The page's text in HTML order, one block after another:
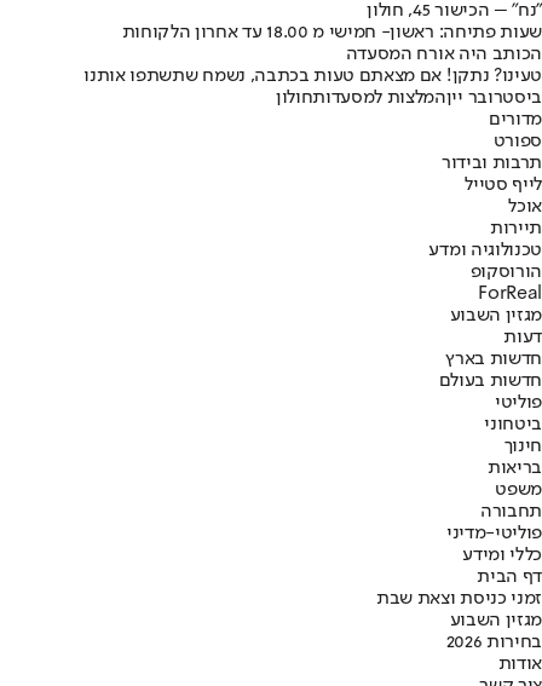
"נח" – הכישור 45, חולון
שעות פתיחה: ראשון- חמישי מ 18.00 עד אחרון הלקוחות
הכותב היה אורח המסעדה
טעינו? נתקן! אם מצאתם טעות בכתבה, נשמח שתשתפו אותנו
ביסטרובר ייןהמלצות למסעדותחולון
מדורים
ספורט
תרבות ובידור
לייף סטייל
אוכל
תיירות
טכנולוגיה ומדע
הורוסקופ
ForReal
מגזין השבוע
דעות
חדשות בארץ
חדשות בעולם
פוליטי
ביטחוני
חינוך
בריאות
משפט
תחבורה
פוליטי-מדיני
כללי ומידע
דף הבית
זמני כניסת וצאת שבת
מגזין השבוע
בחירות 2026
אודות